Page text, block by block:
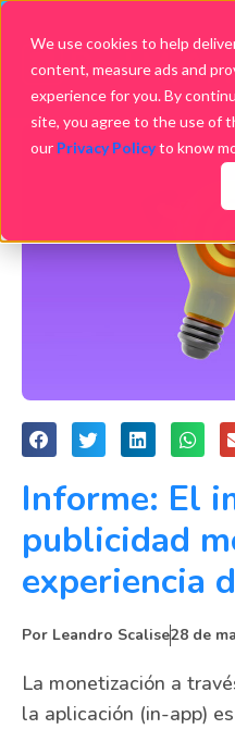
We use cookies to help
content, measure ads and
experience for you. By
site, you agree to the use of
our Privacy Policyto know
Informe: El
publicidad
experiencia
Por Leandro Scalise28 de
La monetización a
la aplicación (in-app)